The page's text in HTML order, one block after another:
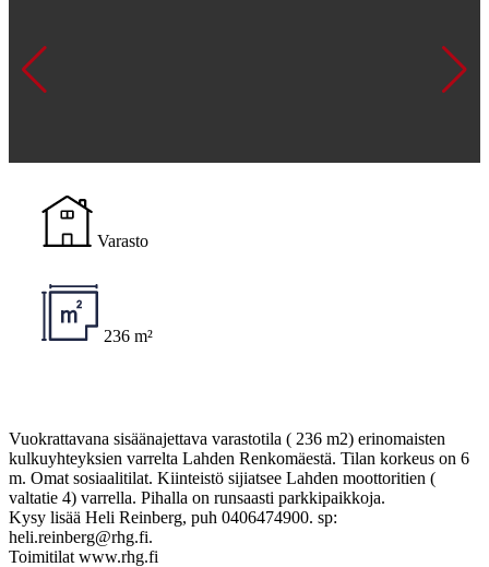
Varasto
236 m²
Vuokrattavana sisäänajettava varastotila ( 236 m2) erinomaisten
kulkuyhteyksien varrelta Lahden Renkomäestä. Tilan korkeus on 6
m. Omat sosiaalitilat. Kiinteistö sijiatsee Lahden moottoritien (
valtatie 4) varrella. Pihalla on runsaasti parkkipaikkoja.
Kysy lisää Heli Reinberg, puh 0406474900. sp:
heli.reinberg@rhg.fi.
Toimitilat www.rhg.fi